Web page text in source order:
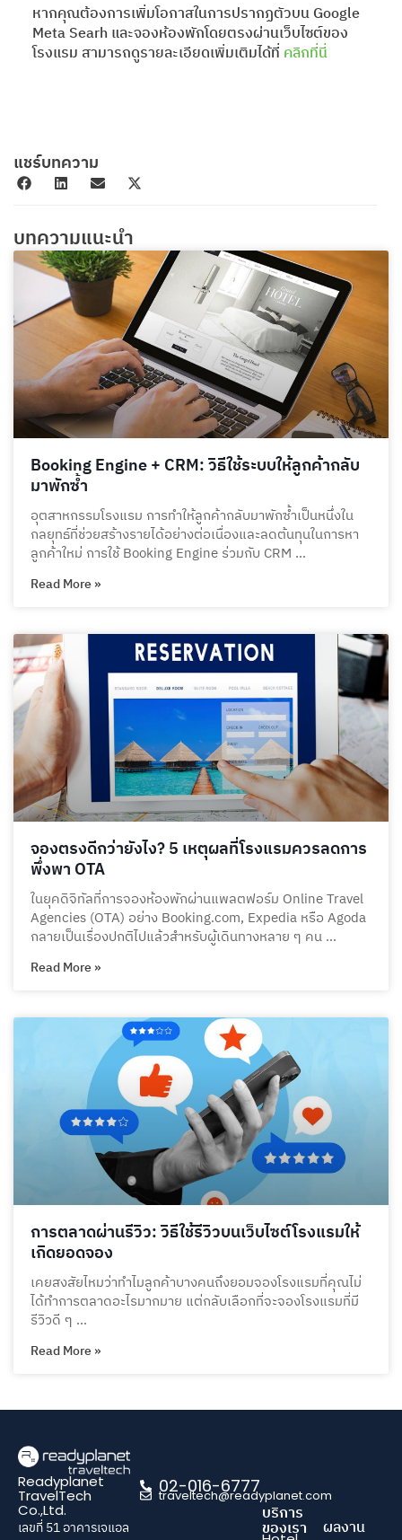
หากคุณต้องการเพิ่มโอกาสในการปรากฏตัวบน Google
Meta Searh และจองห้องพักโดยตรงผ่านเว็บไซต์ของ
โรงแรม สามารถดูรายละเอียดเพิ่มเติมได้ที่ คลิกที่นี่
แชร์บทความ
บทความแนะนำ
Booking Engine + CRM: วิธีใช้ระบบให้ลูกค้ากลับ
มาพักซ้ำ
อุตสาหกรรมโรงแรม การทำให้ลูกค้ากลับมาพักซ้ำเป็นหนึ่งใน
กลยุทธ์ที่ช่วยสร้างรายได้อย่างต่อเนื่องและลดต้นทุนในการหา
ลูกค้าใหม่ การใช้ Booking Engine ร่วมกับ CRM …
Read More »
จองตรงดีกว่ายังไง? 5 เหตุผลที่โรงแรมควรลดการ
พึ่งพา OTA
ในยุคดิจิทัลที่การจองห้องพักผ่านแพลตฟอร์ม Online Travel
Agencies (OTA) อย่าง Booking.com, Expedia หรือ Agoda
กลายเป็นเรื่องปกติไปแล้วสำหรับผู้เดินทางหลาย ๆ คน …
Read More »
การตลาดผ่านรีวิว: วิธีใช้รีวิวบนเว็บไซต์โรงแรมให้
เกิดยอดจอง
เคยสงสัยไหมว่าทำไมลูกค้าบางคนถึงยอมจองโรงแรมที่คุณไม่
ได้ทำการตลาดอะไรมากมาย แต่กลับเลือกที่จะจองโรงแรมที่มี
รีวิวดี ๆ …
Read More »
Readyplanet
TravelTech
Co.,Ltd.
เลขที่ 51 อาคารเจแอล
02-016-6777
traveltech@readyplanet.com
บริการ
ของเรา ผลงาน